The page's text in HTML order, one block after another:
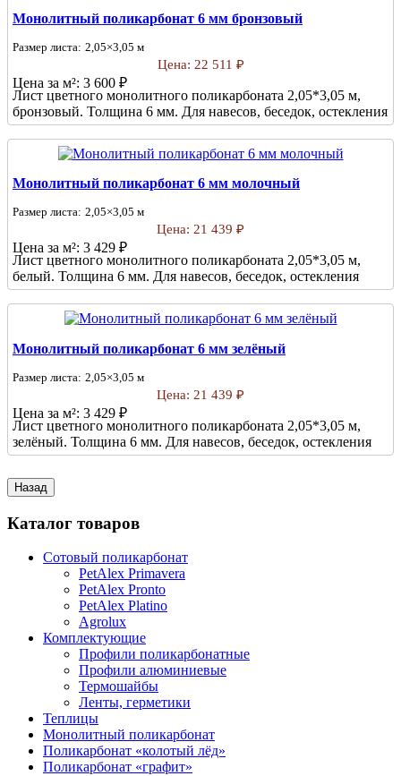
Монолитный поликарбонат 6 мм бронзовый
Размер листа: 2,05×3,05 м
Цена: 22 511 ₽
Цена за м²: 3 600 ₽
Лист цветного монолитного поликарбоната 2,05*3,05 м,
бронзовый. Толщина 6 мм. Для навесов, беседок, остекления
Монолитный поликарбонат 6 мм молочный
Размер листа: 2,05×3,05 м
Цена: 21 439 ₽
Цена за м²: 3 429 ₽
Лист цветного монолитного поликарбоната 2,05*3,05 м,
белый. Толщина 6 мм. Для навесов, беседок, остекления
Монолитный поликарбонат 6 мм зелёный
Размер листа: 2,05×3,05 м
Цена: 21 439 ₽
Цена за м²: 3 429 ₽
Лист цветного монолитного поликарбоната 2,05*3,05 м,
зелёный. Толщина 6 мм. Для навесов, беседок, остекления
Каталог товаров
Сотовый поликарбонат
PetAlex Primavera
PetAlex Pronto
PetAlex Platino
Agrolux
Комплектующие
Профили поликарбонатные
Профили алюминиевые
Термошайбы
Ленты, герметики
Теплицы
Монолитный поликарбонат
Поликарбонат «колотый лёд»
Поликарбонат «графит»